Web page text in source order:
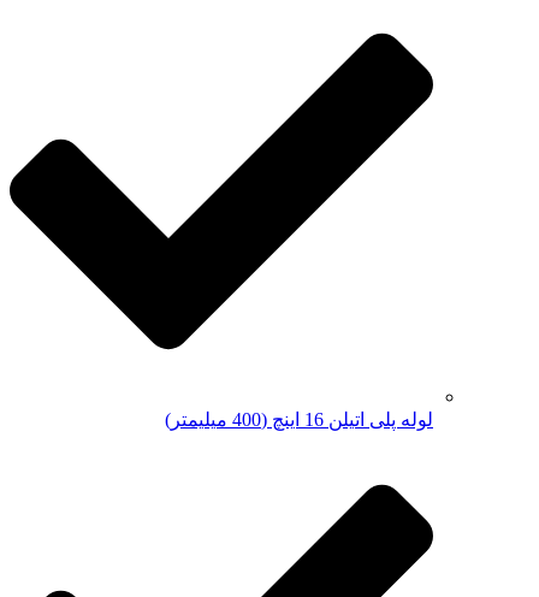
لوله پلی اتیلن 16 اینچ (400 میلیمتر)